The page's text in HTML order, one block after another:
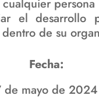
persona
el desarrollo
de su
Fecha:
de mayo de 2024